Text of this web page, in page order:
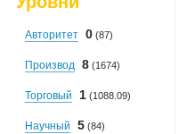
Авторитет 0 (87)
Производ 8 (1674)
Торговый 1 (1088.09)
Научный 5 (84)